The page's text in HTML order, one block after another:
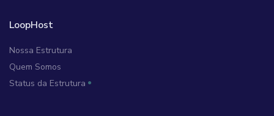
LoopHost
Nossa Estrutura
Quem Somos
Status da Estrutura